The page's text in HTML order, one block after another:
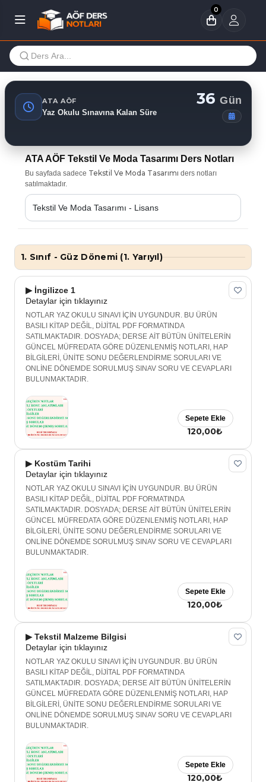
0
ATA AÖF
Yaz Okulu Sınavına Kalan Süre
36Gün
ATA AÖF Tekstil Ve Moda Tasarımı Ders Notları
Bu sayfada sadece Tekstil Ve Moda Tasarımı ders notları
satılmaktadır.
1. Sınıf - Güz Dönemi (1. Yarıyıl)
▶ İngilizce 1
Detaylar için tıklayınız
NOTLAR YAZ OKULU SINAVI İÇİN UYGUNDUR. BU ÜRÜN
BASILI KİTAP DEĞİL, DİJİTAL PDF FORMATINDA
SATILMAKTADIR. DOSYADA; DERSE AİT BÜTÜN ÜNİTELERİN
GÜNCEL MÜFREDATA GÖRE DÜZENLENMİŞ NOTLARI, HAP
BİLGİLERİ, ÜNİTE SONU DEĞERLENDİRME SORULARI VE
ONLİNE DÖNEMDE SORULMUŞ SINAV SORU VE CEVAPLARI
BULUNMAKTADIR.
120,00₺
Sepete Ekle
▶ Kostüm Tarihi
Detaylar için tıklayınız
NOTLAR YAZ OKULU SINAVI İÇİN UYGUNDUR. BU ÜRÜN
BASILI KİTAP DEĞİL, DİJİTAL PDF FORMATINDA
SATILMAKTADIR. DOSYADA; DERSE AİT BÜTÜN ÜNİTELERİN
GÜNCEL MÜFREDATA GÖRE DÜZENLENMİŞ NOTLARI, HAP
BİLGİLERİ, ÜNİTE SONU DEĞERLENDİRME SORULARI VE
ONLİNE DÖNEMDE SORULMUŞ SINAV SORU VE CEVAPLARI
BULUNMAKTADIR.
120,00₺
Sepete Ekle
▶ Tekstil Malzeme Bilgisi
Detaylar için tıklayınız
NOTLAR YAZ OKULU SINAVI İÇİN UYGUNDUR. BU ÜRÜN
BASILI KİTAP DEĞİL, DİJİTAL PDF FORMATINDA
SATILMAKTADIR. DOSYADA; DERSE AİT BÜTÜN ÜNİTELERİN
GÜNCEL MÜFREDATA GÖRE DÜZENLENMİŞ NOTLARI, HAP
BİLGİLERİ, ÜNİTE SONU DEĞERLENDİRME SORULARI VE
ONLİNE DÖNEMDE SORULMUŞ SINAV SORU VE CEVAPLARI
BULUNMAKTADIR.
120,00₺
Sepete Ekle